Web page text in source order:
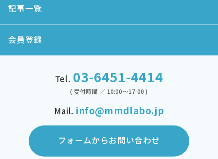
記事一覧
会員登録
Tel. 03-6451-4414
( 受付時間 ／ 10:00～17:00 )
Mail. info@mmdlabo.jp
フォームからお問い合わせ